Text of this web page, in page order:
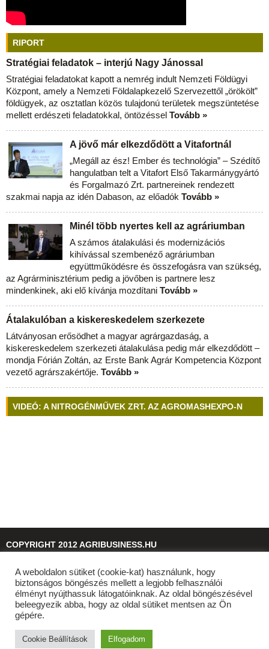
RIPORT
Stratégiai feladatok – interjú Nagy Jánossal
Stratégiai feladatokat kapott a nemrég indult Nemzeti Földügyi
Központ, amely a Nemzeti Földalapkezelő Szervezettől „örökölt”
földügyek, az osztatlan közös tulajdonú területek megszüntetése
mellett erdészeti feladatokkal, öntözéssel Tovább »
A jövő már elkezdődött a Vitafortnál
„Megáll az ész! Ember és technológia” – Szédítő
hangulatban telt a Vitafort Első Takarmánygyártó
és Forgalmazó Zrt. partnereinek rendezett
szakmai napja az idén Dabason, az előadók Tovább »
Minél több nyertes kell az agráriumban
A számos átalakulási és modernizációs
kihívással szembenéző agráriumban
együttműködésre és összefogásra van szükség,
az Agrárminisztérium pedig a jövőben is partnere lesz
mindenkinek, aki elő kívánja mozdítani Tovább »
Átalakulóban a kiskereskedelem szerkezete
Látványosan erősödhet a magyar agrárgazdaság, a
kiskereskedelem szerkezeti átalakulása pedig már elkezdődött –
mondja Fórián Zoltán, az Erste Bank Agrár Kompetencia Központ
vezető agrárszakértője. Tovább »
VIDEÓ: A NITROGÉNMŰVEK ZRT. AZ AGROMASHEXPO-N
COPYRIGHT 2012 AGRIBUSINESS.HU
© 2026agribusiness.hu
A weboldalon sütiket (cookie-kat) használunk, hogy
biztonságos böngészés mellett a legjobb felhasználói
élményt nyújthassuk látogatóinknak. Az oldal böngészésével
beleegyezik abba, hogy az oldal sütiket mentsen az Ön
gépére.
Cookie Beállítások Elfogadom